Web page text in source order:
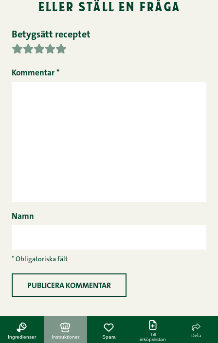
eller ställ en fråga
Betygsätt receptet
Kommentar *
Namn
* Obligatoriska fält
Ingredienser Instruktioner Spara
Till
inköpslistan
Dela